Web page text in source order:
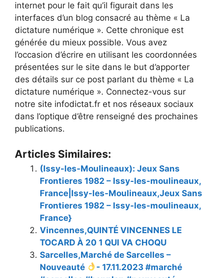
internet pour le fait qu’il figurait dans les
interfaces d’un blog consacré au thème « La
dictature numérique ». Cette chronique est
générée du mieux possible. Vous avez
l’occasion d’écrire en utilisant les coordonnées
présentées sur le site dans le but d’apporter
des détails sur ce post parlant du thème « La
dictature numérique ». Connectez-vous sur
notre site infodictat.fr et nos réseaux sociaux
dans l’optique d’être renseigné des prochaines
publications.
Articles Similaires:
(Issy-les-Moulineaux): Jeux Sans
Frontieres 1982 – Issy-les-moulineaux,
France|Issy-les-Moulineaux,Jeux Sans
Frontieres 1982 – Issy-les-moulineaux,
France}
Vincennes,QUINTÉ VINCENNES LE
TOCARD À 20 1 QUI VA CHOQU
Sarcelles,Marché de Sarcelles –
Nouveauté
- 17.11.2023 #marché